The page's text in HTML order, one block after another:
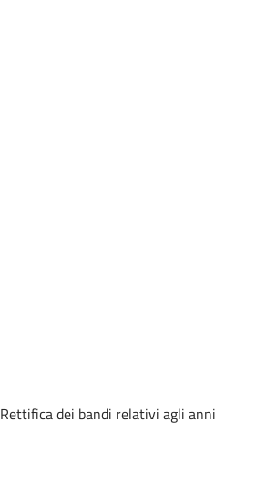
Rettifica dei bandi relativi agli anni